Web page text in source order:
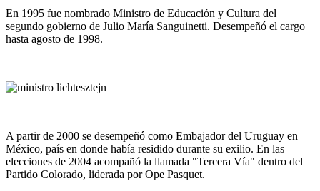
En 1995 fue nombrado Ministro de Educación y Cultura del
segundo gobierno de Julio María Sanguinetti. Desempeñó el cargo
hasta agosto de 1998.
A partir de 2000 se desempeñó como Embajador del Uruguay en
México, país en donde había residido durante su exilio. En las
elecciones de 2004 acompañó la llamada "Tercera Vía" dentro del
Partido Colorado, liderada por Ope Pasquet.